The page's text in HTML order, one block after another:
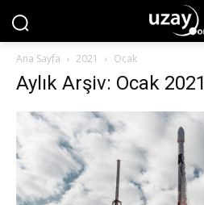
Ana Sayfa 2021 Ocak
Aylık Arşiv: Ocak 2021